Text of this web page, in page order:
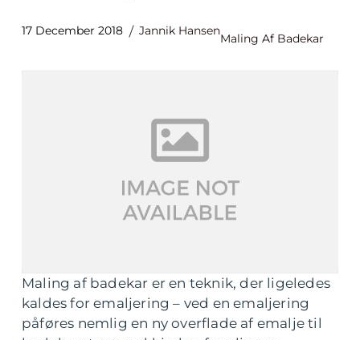
17 December 2018 Jannik Hansen
Maling Af Badekar
Maling af badekar er en teknik, der ligeledes
kaldes for emaljering – ved en emaljering
påføres nemlig en ny overflade af emalje til